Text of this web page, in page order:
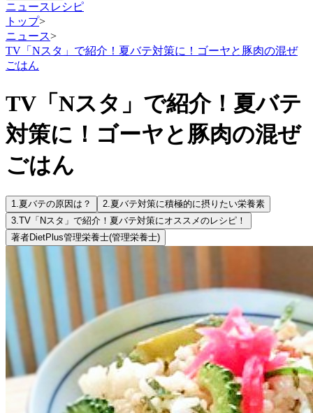
ニュース レシピ
トップ>
ニュース>
TV「Nスタ」で紹介！夏バテ対策に！ゴーヤと豚肉の混ぜ
ごはん
TV「Nスタ」で紹介！夏バテ
対策に！ゴーヤと豚肉の混ぜ
ごはん
1.夏バテの原因は？ 2.夏バテ対策に積極的に摂りたい栄養素
3.TV「Nスタ」で紹介！夏バテ対策にオススメのレシピ！
著者DietPlus管理栄養士(管理栄養士)